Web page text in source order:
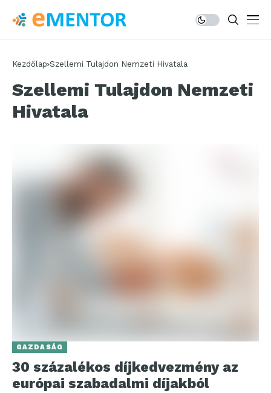
Kezdőlap Szellemi Tulajdon Nemzeti Hivatala
Szellemi Tulajdon Nemzeti
Hivatala
GAZDASÁG
30 százalékos díjkedvezmény az
európai szabadalmi díjakból